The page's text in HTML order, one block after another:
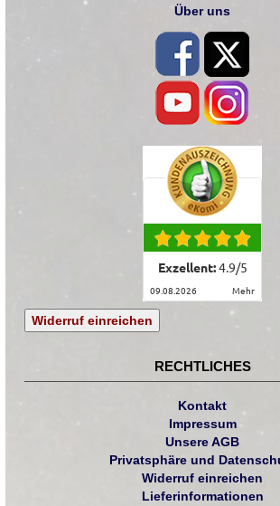
Über uns
Exzellent:4.9/5
09.08.2026 mehr
Widerruf einreichen
RECHTLICHES
Kontakt
Impressum
Unsere AGB
Privatsphäre und
Widerruf einreichen
Lieferinformationen